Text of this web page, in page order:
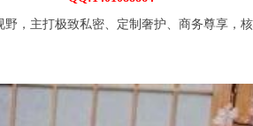
主打极致私密、定制奢护、商务尊享，